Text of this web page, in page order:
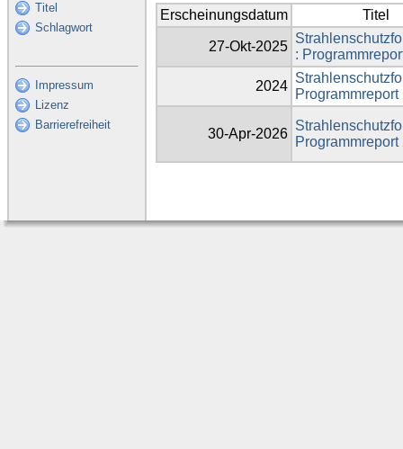
Titel
Schlagwort
Impressum
Lizenz
Barrierefreiheit
Erscheinungsdatum Titel
27-Okt-2025
:
2024
Programmreport
30-Apr-2026
Programmreport